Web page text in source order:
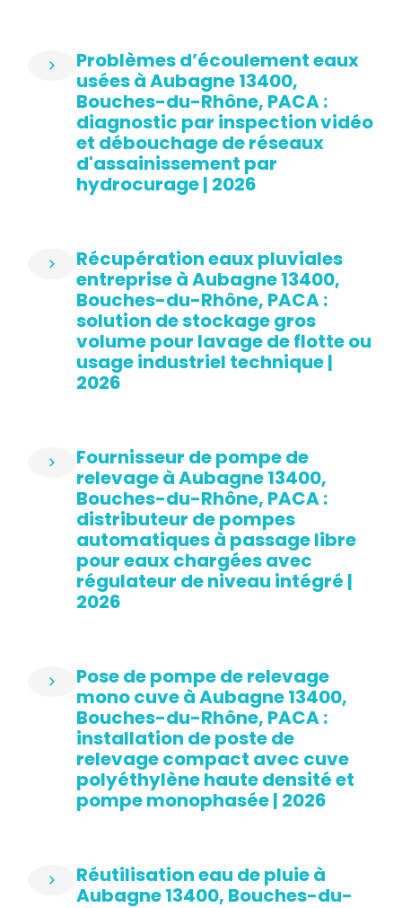
Problèmes d’écoulement eaux
usées à Aubagne 13400,
Bouches-du-Rhône, PACA :
diagnostic par inspection vidéo
et débouchage de réseaux
d'assainissement par
hydrocurage | 2026
Récupération eaux pluviales
entreprise à Aubagne 13400,
Bouches-du-Rhône, PACA :
solution de stockage gros
volume pour lavage de flotte ou
usage industriel technique |
2026
Fournisseur de pompe de
relevage à Aubagne 13400,
Bouches-du-Rhône, PACA :
distributeur de pompes
automatiques à passage libre
pour eaux chargées avec
régulateur de niveau intégré |
2026
Pose de pompe de relevage
mono cuve à Aubagne 13400,
Bouches-du-Rhône, PACA :
installation de poste de
relevage compact avec cuve
polyéthylène haute densité et
pompe monophasée | 2026
Réutilisation eau de pluie à
Aubagne 13400, Bouches-du-